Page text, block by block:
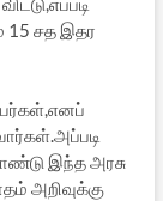
15 சத இதர
இந்த அரசு
அறிவுக்கு